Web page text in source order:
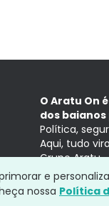
O Aratu On
dos
Política,
Aqui, tudo
Grupo Aratu
e
nossa Política